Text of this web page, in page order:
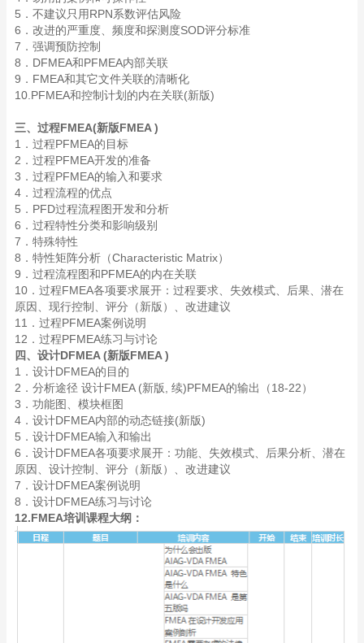
5．不建议只用RPN系数评估风险
6．改进的严重度、频度和探测度SOD评分标准
7．强调预防控制
8．DFMEA和PFMEA内部关联
9．FMEA和其它文件关联的清晰化
10.PFMEA和控制计划的内在关联(新版)
三、过程FMEA(新版FMEA )
1．过程PFMEA的目标
2．过程PFMEA开发的准备
3．过程PFMEA的输入和要求
4．过程流程的优点
5．PFD过程流程图开发和分析
6．过程特性分类和影响级别
7．特殊特性
8．特性矩阵分析（Characteristic Matrix）
9．过程流程图和PFMEA的内在关联
10．过程FMEA各项要求展开：过程要求、失效模式、后果、潜在
原因、现行控制、评分（新版）、改进建议
11．过程PFMEA案例说明
12．过程PFMEA练习与讨论
四、设计DFMEA (新版FMEA )
1．设计DFMEA的目的
2．分析途径 设计FMEA (新版, 续)PFMEA的输出（18-22）
3．功能图、模块框图
4．设计DFMEA内部的动态链接(新版)
5．设计DFMEA输入和输出
6．设计DFMEA各项要求展开：功能、失效模式、后果分析、潜在
原因、设计控制、评分（新版）、改进建议
7．设计DFMEA案例说明
8．设计DFMEA练习与讨论
12.FMEA培训课程大纲：